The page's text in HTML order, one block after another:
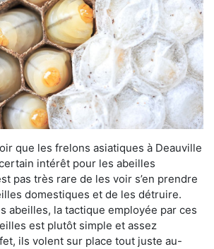
que les frelons asiatiques à Deauville
intérêt pour les abeilles
pas très rare de les voir s’en prendre
domestiques et de les détruire.
abeilles, la tactique employée par ces
est plutôt simple et assez
ils volent sur place tout juste au-